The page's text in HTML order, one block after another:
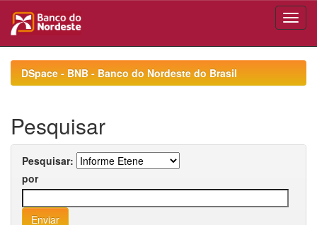
navigationDSpace - BNB - Banco do Nordeste do Brasil
Pesquisar
Pesquisar:
por